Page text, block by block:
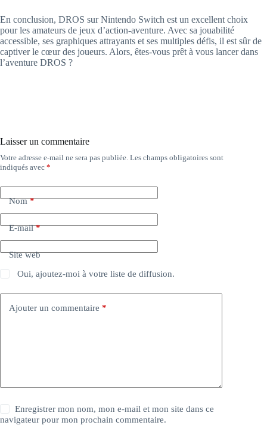
En conclusion, DROS sur Nintendo Switch est un excellent choix
pour les amateurs de jeux d’action-aventure. Avec sa jouabilité
accessible, ses graphiques attrayants et ses multiples défis, il est sûr de
captiver le cœur des joueurs. Alors, êtes-vous prêt à vous lancer dans
l’aventure DROS ?
Laisser un commentaire
Votre adresse e-mail ne sera pas publiée. Les champs obligatoires sont
indiqués avec *
Nom*
E-mail*
Site web
Oui, ajoutez-moi à votre liste de diffusion.
Ajouter un commentaire *
Enregistrer mon nom, mon e-mail et mon site dans ce
navigateur pour mon prochain commentaire.